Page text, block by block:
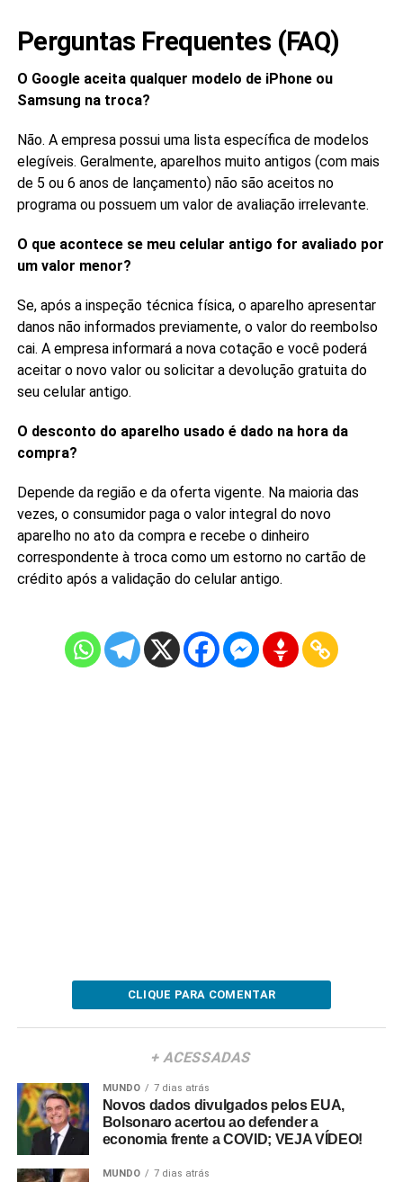
Perguntas Frequentes (FAQ)
O Google aceita qualquer modelo de iPhone ou
Samsung na troca?
Não. A empresa possui uma lista específica de modelos
elegíveis. Geralmente, aparelhos muito antigos (com mais
de 5 ou 6 anos de lançamento) não são aceitos no
programa ou possuem um valor de avaliação irrelevante.
O que acontece se meu celular antigo for avaliado por
um valor menor?
Se, após a inspeção técnica física, o aparelho apresentar
danos não informados previamente, o valor do reembolso
cai. A empresa informará a nova cotação e você poderá
aceitar o novo valor ou solicitar a devolução gratuita do
seu celular antigo.
O desconto do aparelho usado é dado na hora da
compra?
Depende da região e da oferta vigente. Na maioria das
vezes, o consumidor paga o valor integral do novo
aparelho no ato da compra e recebe o dinheiro
correspondente à troca como um estorno no cartão de
crédito após a validação do celular antigo.
CLIQUE PARA COMENTAR
+ ACESSADAS
MUNDO 7 dias atrás
Novos dados divulgados pelos EUA,
Bolsonaro acertou ao defender a
economia frente a COVID; VEJA VÍDEO!
MUNDO 7 dias atrás